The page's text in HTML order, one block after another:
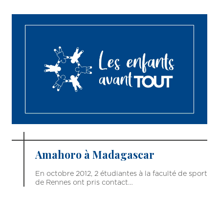
Amahoro à Madagascar
En octobre 2012, 2 étudiantes à la faculté de sport
de Rennes ont pris contact…